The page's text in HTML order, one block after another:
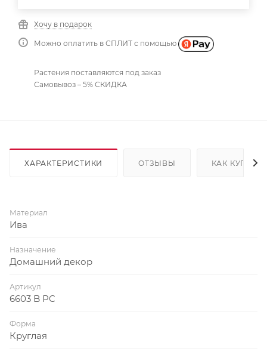
Хочу в подарок
Можно оплатить в СПЛИТ с помощью
Растения поставляются под заказ
Самовывоз – 5% СКИДКА
ХАРАКТЕРИСТИКИ ОТЗЫВЫ КАК КУПИТЬ
Материал
Ива
Назначение
Домашний декор
Артикул
6603 B PC
Форма
Круглая